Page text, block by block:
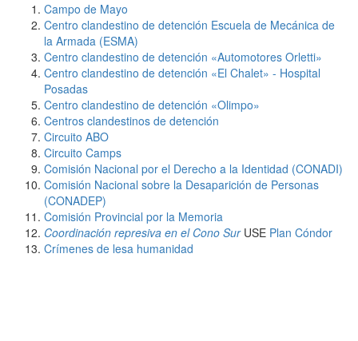
Campo de Mayo
Centro clandestino de detención Escuela de Mecánica de
la Armada (ESMA)
Centro clandestino de detención «Automotores Orletti»
Centro clandestino de detención «El Chalet» - Hospital
Posadas
Centro clandestino de detención «Olimpo»
Centros clandestinos de detención
Circuito ABO
Circuito Camps
Comisión Nacional por el Derecho a la Identidad (CONADI)
Comisión Nacional sobre la Desaparición de Personas
(CONADEP)
Comisión Provincial por la Memoria
Coordinación represiva en el Cono SurUSE Plan Cóndor
Crímenes de lesa humanidad